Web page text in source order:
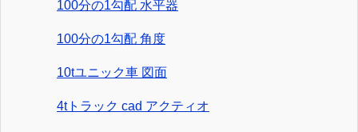
100分の1勾配 水平器
100分の1勾配 角度
10tユニック車 図面
4tトラック cad アクティオ